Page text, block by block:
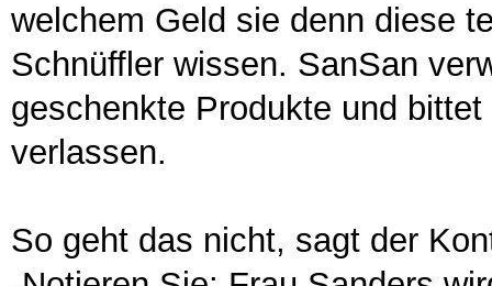
welchem Geld sie denn diese
Schnüffler wissen. SanSan
geschenkte Produkte und
verlassen.
So geht das nicht, sagt der